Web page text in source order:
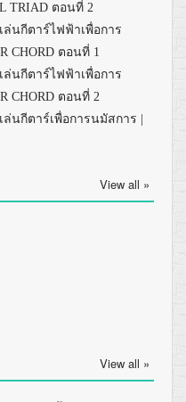
TRIAD ตอนที่ 2
ล่นกีตาร์ไฟฟ้าเพื่อการ
CHORD ตอนที่ 1
ล่นกีตาร์ไฟฟ้าเพื่อการ
CHORD ตอนที่ 2
ล่นกีตาร์เพื่อการนมัสการ |
View all »
View all »